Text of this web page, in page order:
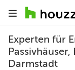
Experten für
Darmstadt